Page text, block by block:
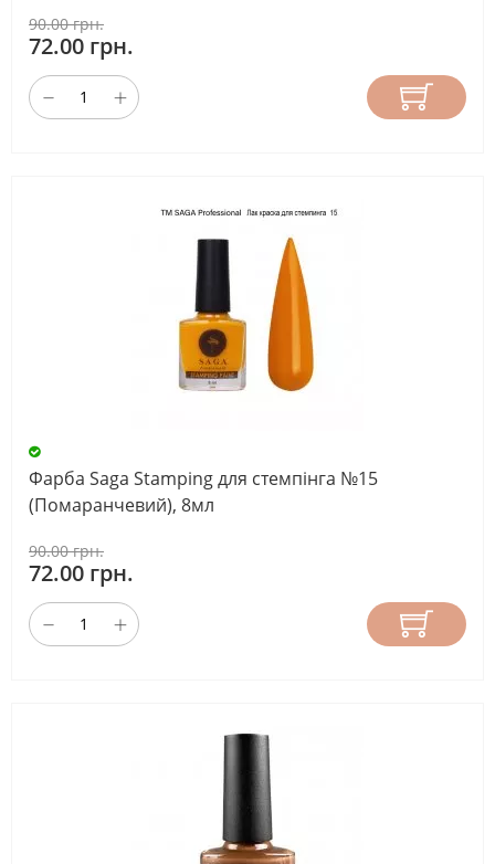
90.00 грн.
72.00 грн.
Фарба Saga Stamping для стемпінга №15
(Помаранчевий), 8мл
90.00 грн.
72.00 грн.